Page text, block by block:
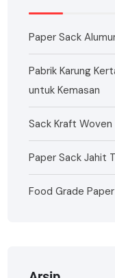
Paper Sack
Pabrik Karung
untuk Kemasan
Sack Kraft
Paper Sack Jahit
Food Grade